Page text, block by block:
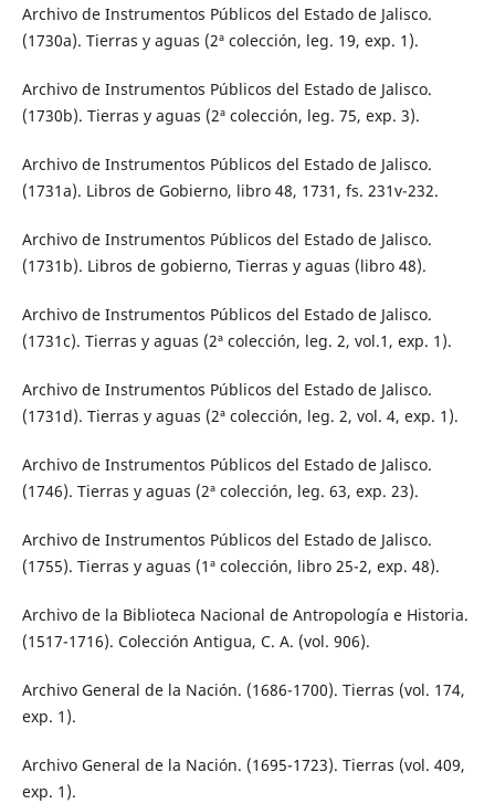
Archivo de Instrumentos Públicos del Estado de Jalisco.
(1730a). Tierras y aguas (2ª colección, leg. 19, exp. 1).
Archivo de Instrumentos Públicos del Estado de Jalisco.
(1730b). Tierras y aguas (2ª colección, leg. 75, exp. 3).
Archivo de Instrumentos Públicos del Estado de Jalisco.
(1731a). Libros de Gobierno, libro 48, 1731, fs. 231v-232.
Archivo de Instrumentos Públicos del Estado de Jalisco.
(1731b). Libros de gobierno, Tierras y aguas (libro 48).
Archivo de Instrumentos Públicos del Estado de Jalisco.
(1731c). Tierras y aguas (2ª colección, leg. 2, vol.1, exp. 1).
Archivo de Instrumentos Públicos del Estado de Jalisco.
(1731d). Tierras y aguas (2ª colección, leg. 2, vol. 4, exp. 1).
Archivo de Instrumentos Públicos del Estado de Jalisco.
(1746). Tierras y aguas (2ª colección, leg. 63, exp. 23).
Archivo de Instrumentos Públicos del Estado de Jalisco.
(1755). Tierras y aguas (1ª colección, libro 25-2, exp. 48).
Archivo de la Biblioteca Nacional de Antropología e Historia.
(1517-1716). Colección Antigua, C. A. (vol. 906).
Archivo General de la Nación. (1686-1700). Tierras (vol. 174,
exp. 1).
Archivo General de la Nación. (1695-1723). Tierras (vol. 409,
exp. 1).